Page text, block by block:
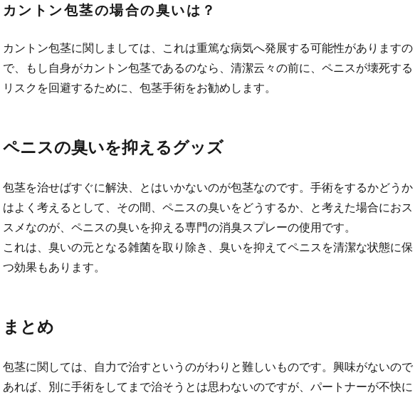
カントン包茎の場合の臭いは？
カントン包茎に関しましては、これは重篤な病気へ発展する可能性がありますの
で、もし自身がカントン包茎であるのなら、清潔云々の前に、 ペニスが壊死する
リスクを回避するために、包茎手術をお勧めします。
ペニスの臭いを抑えるグッズ
包茎を治せばすぐに解決、とはいかないのが包茎なのです。手術をするかどうか
はよく考えるとして、その間、ペニスの臭いをどうするか、と考えた場合におス
スメなのが、ペニスの臭いを抑える専門の消臭スプレーの使用です。
これは、臭いの元となる雑菌を取り除き、臭いを抑えてペニスを清潔な状態に保
つ効果もあります。
まとめ
包茎に関しては、自力で治すというのがわりと難しいものです。興味がないので
あれば、別に手術をしてまで治そうとは思わないのですが、パートナーが不快に